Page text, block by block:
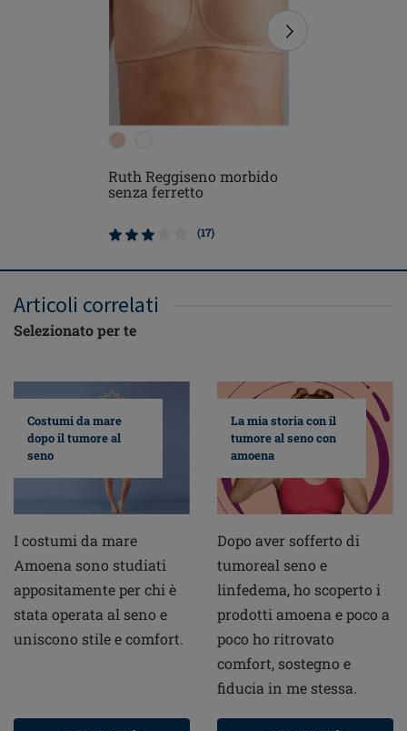
Ruth Reggiseno morbido
senza ferretto
(17)
Articoli correlati
Selezionato per te
Costumi da mare
dopo il tumore al
seno
I costumi da mare
Amoena sono studiati
appositamente per chi è
stata operata al seno e
uniscono stile e comfort.
La mia storia con il
tumore al seno con
amoena
Dopo aver sofferto di
tumoreal seno e
linfedema, ho scoperto i
prodotti amoena e poco a
poco ho ritrovato
comfort, sostegno e
fiducia in me stessa.